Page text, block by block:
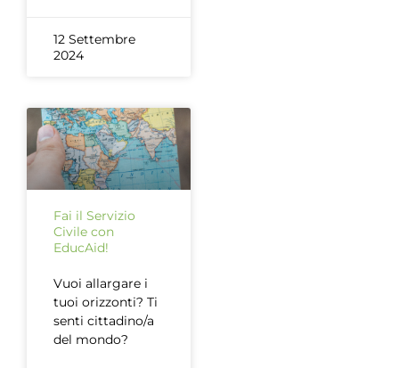
12 Settembre
2024
Fai il Servizio
Civile con
EducAid!
Vuoi allargare i
tuoi orizzonti? Ti
senti cittadino/a
del mondo?